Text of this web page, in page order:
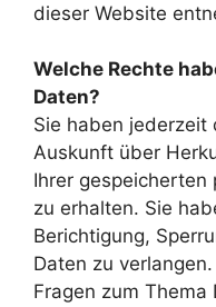
dieser Website
Welche Rechte
Daten?
Sie haben jederzeit
Auskunft über
Ihrer gespeicherten
zu erhalten. Sie
Berichtigung,
Daten zu
Fragen zum Thema